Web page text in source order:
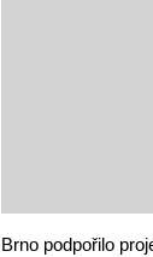
Brno podpořilo